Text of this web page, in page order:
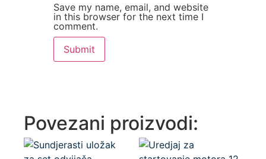
Save my name, email, and website
in this browser for the next time I
comment.
Povezani proizvodi: